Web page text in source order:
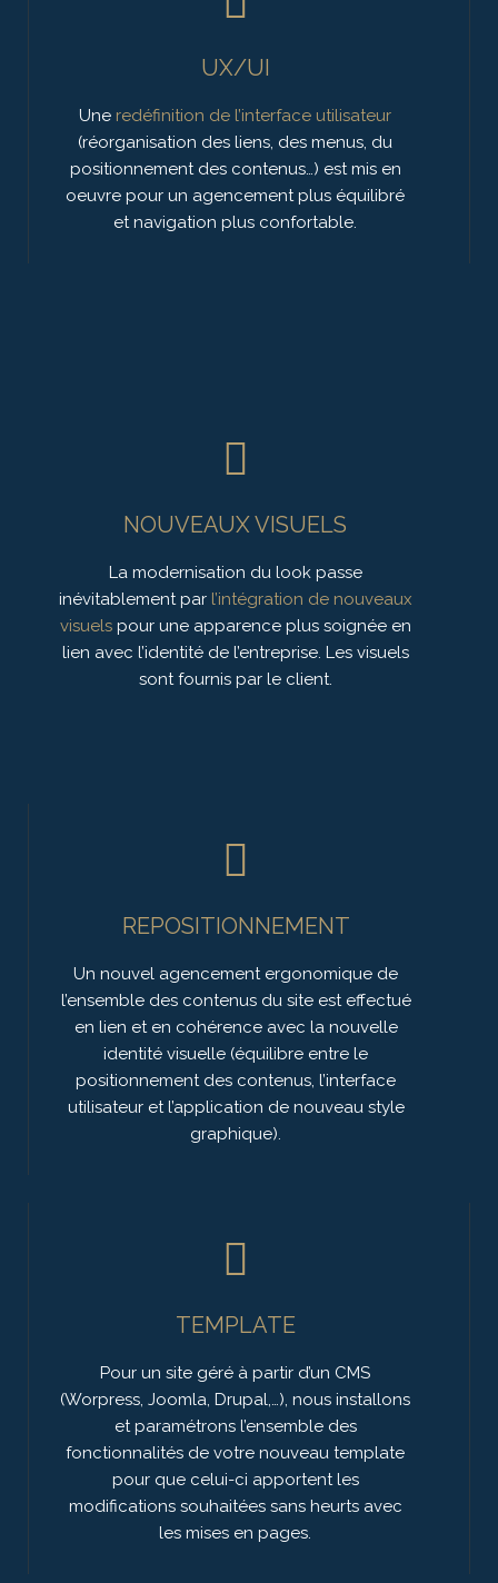
UX/UI
Une redéfinition de l’interface utilisateur
(réorganisation des liens, des menus, du
positionnement des contenus…) est mis en
oeuvre pour un agencement plus équilibré
et navigation plus confortable.
NOUVEAUX VISUELS
La modernisation du look passe
inévitablement parl’intégration de nouveaux
visuels pour une apparence plus soignée en
lien avec l’identité de l’entreprise. Les visuels
sont fournis par le client.
REPOSITIONNEMENT
Un nouvel agencement ergonomique de
l’ensemble des contenus du site est effectué
en lien et en cohérence avec la nouvelle
identité visuelle (équilibre entre le
positionnement des contenus, l’interface
utilisateur et l’application de nouveau style
graphique).
TEMPLATE
Pour un site géré à partir d’un CMS
(Worpress, Joomla, Drupal,…), nous installons
et paramétrons l’ensemble des
fonctionnalités de votre nouveau template
pour que celui-ci apportent les
modifications souhaitées sans heurts avec
les mises en pages.